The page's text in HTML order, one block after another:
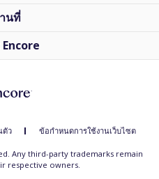
นที่
ตัว ข้อกำหนดการใช้งานเว็บไซต
Any third-party trademarks remain
respective owners.